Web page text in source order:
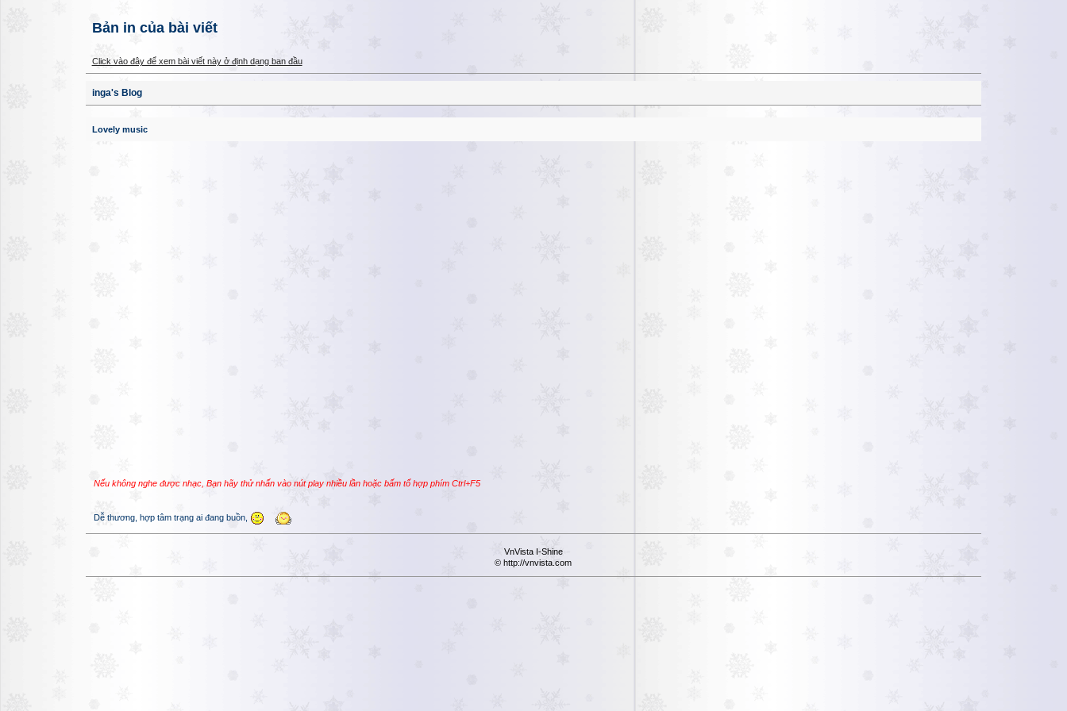
Bản in của bài viết
Click vào đây để xem bài viết này ở định dạng ban đầu
inga's Blog
Lovely music
Nếu không nghe được nhạc, Bạn hãy thử nhấn vào nút play nhiều lần hoặc bấm tổ hợp phím Ctrl+F5
Dễ thương, hợp tâm trạng ai đang buồn,
VnVista I-Shine
© http://vnvista.com